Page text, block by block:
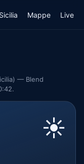
Mappe Live
— Blend
☀️